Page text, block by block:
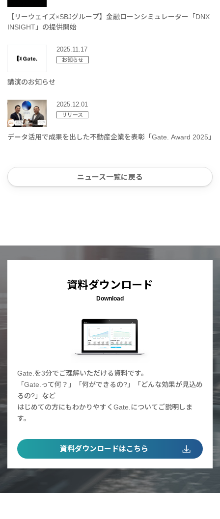
【リーウェイズ×SBJグループ】金融ローンシミュレーター「DNX
INSIGHT」の提供開始
2025.11.17
お知らせ
講演のお知らせ
2025.12.01
リリース
データ活用で成果を出した不動産企業を表彰「Gate. Award 2025」
ニュース一覧に戻る
資料ダウンロード
Download
Gate.を3分でご理解いただける資料です。
「Gate.って何？」「何ができるの?」「どんな効果が見込め
るの?」など
はじめての方にもわかりやすくGate.についてご説明しま
す。
資料ダウンロードはこちら